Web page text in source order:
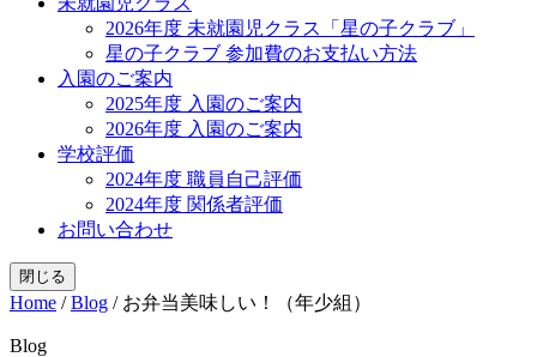
2026年度 未就園児クラス「星の子クラブ」
星の子クラブ 参加費のお支払い方法
入園のご案内
2025年度 入園のご案内
2026年度 入園のご案内
学校評価
2024年度 職員自己評価
2024年度 関係者評価
お問い合わせ
閉じる
Home /Blog / お弁当美味しい！（年少組）
Blog